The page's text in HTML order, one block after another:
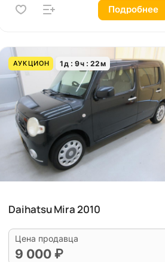
Подробнее
АУКЦИОН 1д 9ч 22м
Daihatsu Mira 2010
Цена продавца
9 000 ₽